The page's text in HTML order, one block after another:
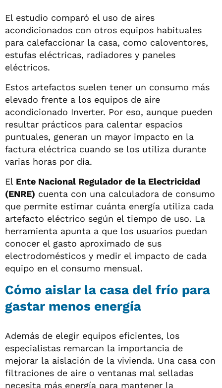
El estudio comparó el uso de aires
acondicionados con otros equipos habituales
para calefaccionar la casa, como caloventores,
estufas eléctricas, radiadores y paneles
eléctricos.
Estos artefactos suelen tener un consumo más
elevado frente a los equipos de aire
acondicionado Inverter. Por eso, aunque pueden
resultar prácticos para calentar espacios
puntuales, generan un mayor impacto en la
factura eléctrica cuando se los utiliza durante
varias horas por día.
El Ente Nacional Regulador de la Electricidad
(ENRE) cuenta con una calculadora de consumo
que permite estimar cuánta energía utiliza cada
artefacto eléctrico según el tiempo de uso. La
herramienta apunta a que los usuarios puedan
conocer el gasto aproximado de sus
electrodomésticos y medir el impacto de cada
equipo en el consumo mensual.
Cómo aislar la casa del frío para
gastar menos energía
Además de elegir equipos eficientes, los
especialistas remarcan la importancia de
mejorar la aislación de la vivienda. Una casa con
filtraciones de aire o ventanas mal selladas
necesita más energía para mantener la